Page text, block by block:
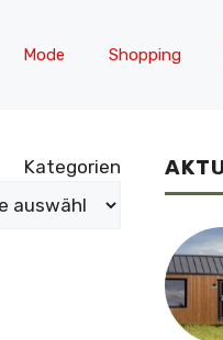
Mode Shopping
Kategorien